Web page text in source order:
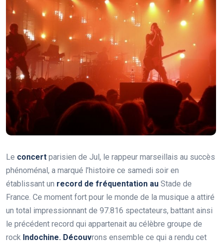
Le concert parisien de Jul, le rappeur marseillais au succès
phénoménal, a marqué l’histoire ce samedi soir en
établissant un record de fréquentation au Stade de
France. Ce moment fort pour le monde de la musique a attiré
un total impressionnant de 97.816 spectateurs, battant ainsi
le précédent record qui appartenait au célèbre groupe de
rock ndochine. Découvrons ensemble ce qui a rendu cet